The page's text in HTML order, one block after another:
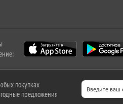
покупках
предложения